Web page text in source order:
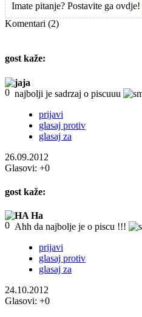
Imate pitanje? Postavite ga ovdje!
Komentari (2)
gost kaže:
jaja
najbolji je sadrzaj o piscuuu
prijavi
glasaj protiv
glasaj za
26.09.2012
Glasovi: +0
gost kaže:
HA Ha
Ahh da najbolje je o piscu !!!
prijavi
glasaj protiv
glasaj za
24.10.2012
Glasovi: +0